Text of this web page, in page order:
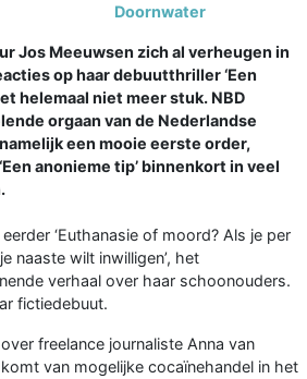
Doornwater
Jos Meeuwsen zich al verheugen in
op haar debuutthriller ‘Een
helemaal niet meer stuk. NBD
orgaan van de Nederlandse
een mooie eerste order,
anonieme tip’ binnenkort in veel
‘Euthanasie of moord? Als je per
naaste wilt inwilligen’, het
verhaal over haar schoonouders.
fictiedebuut.
over freelance journaliste Anna van
van mogelijke cocaïnehandel in het